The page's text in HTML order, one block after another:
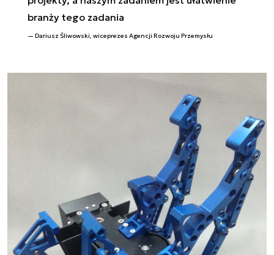
branży tego zadania
Dariusz Śliwowski, wiceprezes Agencji Rozwoju Przemysłu